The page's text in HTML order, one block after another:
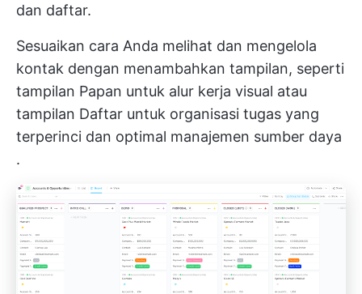
dan daftar.
Sesuaikan cara Anda melihat dan mengelola
kontak dengan menambahkan tampilan, seperti
tampilan Papan untuk alur kerja visual atau
tampilan Daftar untuk organisasi tugas yang
terperinci dan optimal manajemen sumber daya
.